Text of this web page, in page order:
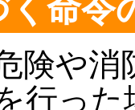
命令
険や
行っ